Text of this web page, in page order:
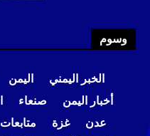
وسوم
الخبر اليمني اليمن
أخبار اليمن
صنعاء
عدن
غزة متابعات